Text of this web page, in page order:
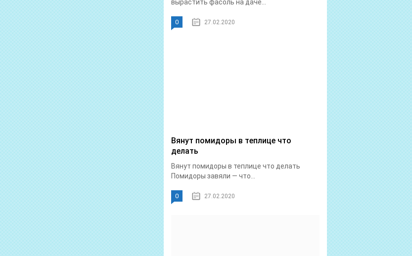
вырастить фасоль на даче...
0 27.02.2020
Вянут помидоры в теплице что
делать
Вянут помидоры в теплице что делать
Помидоры завяли — что...
0 27.02.2020